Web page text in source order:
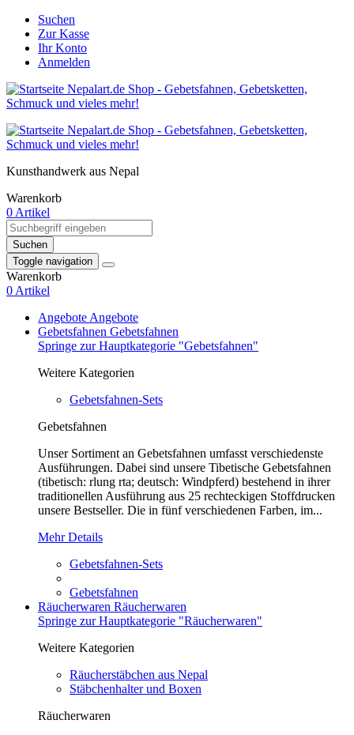
Suchen
Zur Kasse
Ihr Konto
Anmelden
Kunsthandwerk aus Nepal
Warenkorb
0 Artikel
Suchen
Toggle navigation
Warenkorb
0 Artikel
Angebote Angebote
Gebetsfahnen Gebetsfahnen
Springe zur Hauptkategorie "Gebetsfahnen"
Weitere Kategorien
Gebetsfahnen-Sets
Gebetsfahnen
Unser Sortiment an Gebetsfahnen umfasst verschiedenste
Ausführungen. Dabei sind unsere Tibetische Gebetsfahnen
(tibetisch: rlung rta; deutsch: Windpferd) bestehend in ihrer
traditionellen Ausführung aus 25 rechteckigen Stoffdrucken
unsere Bestseller. Die in fünf verschiedenen Farben, im...
Mehr Details
Gebetsfahnen-Sets
Gebetsfahnen
Räucherwaren Räucherwaren
Springe zur Hauptkategorie "Räucherwaren"
Weitere Kategorien
Räucherstäbchen aus Nepal
Stäbchenhalter und Boxen
Räucherwaren